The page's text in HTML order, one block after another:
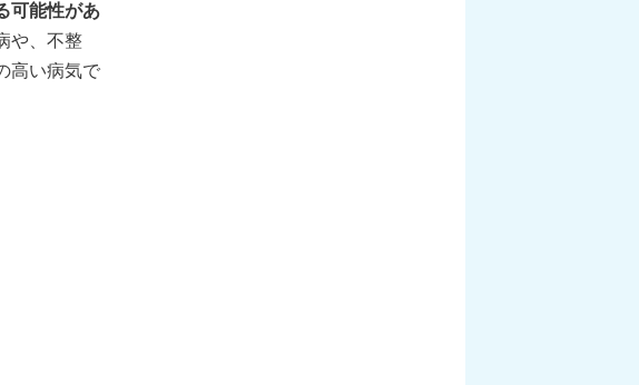
可能性があ
や、不整
高い病気で